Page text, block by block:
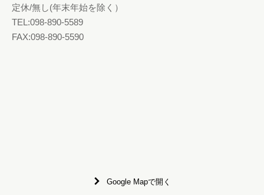
定休/無し(年末年始を除く）
TEL:098-890-5589
FAX:098-890-5590
Google Mapで開く